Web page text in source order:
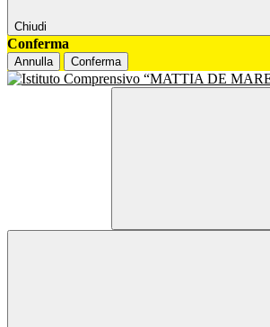
Chiudi
Conferma
Annulla Conferma